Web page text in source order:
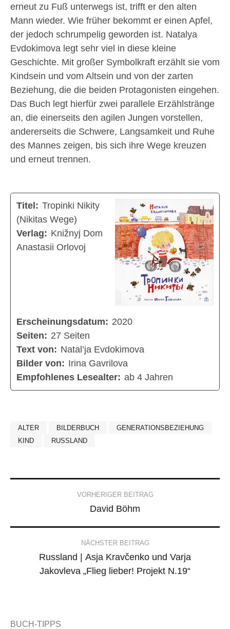
erneut zu Fuß unterwegs ist, trifft er den alten
Mann wieder. Wie früher bekommt er einen Apfel,
der jedoch schrumpelig geworden ist. Natalya
Evdokimova legt sehr viel in diese kleine
Geschichte. Mit großer Symbolkraft erzählt sie vom
Kindsein und vom Altsein und von der zarten
Beziehung, die die beiden Protagonisten eingehen.
Das Buch legt hierfür zwei parallele Erzählstränge
an, die einerseits den agilen Jungen vorstellen,
andererseits die Schwere, Langsamkeit und Ruhe
des Mannes zeigen, bis sich ihre Wege kreuzen
und erneut trennen.
Titel: Tropinki Nikity
(Nikitas Wege)
Verlag: Knižnyj Dom
Anastasii Orlovoj
Erscheinungsdatum: 2020
Seiten: 27 Seiten
Text von: Natal’ja Evdokimova
Bilder von: Irina Gavrilova
Empfohlenes Lesealter: ab 4 Jahren
ALTER BILDERBUCH
GENERATIONSBEZIEHUNG
KIND
RUSSLAND
navigation
VORHERIGER BEITRAG
David Böhm
NÄCHSTER BEITRAG
Russland | Asja Kravčenko und Varja
Jakovleva „Flieg lieber! Projekt N.19“
BUCH-TIPPS